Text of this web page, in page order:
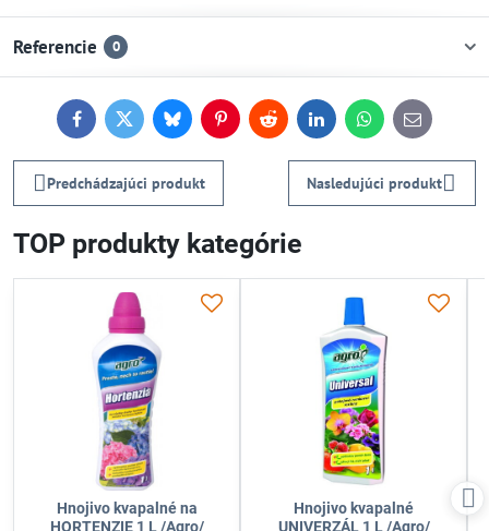
Referencie 0
FacebookTwitterBlueskyPinterestReddit LinkedInWhatsApp
E-
mail
Predchádzajúci produkt Nasledujúci produkt
TOP produkty kategórie
Hnojivo kvapalné na
HORTENZIE 1 L /Agro/
Hnojivo kvapalné
UNIVERZÁL 1 L /Agro/